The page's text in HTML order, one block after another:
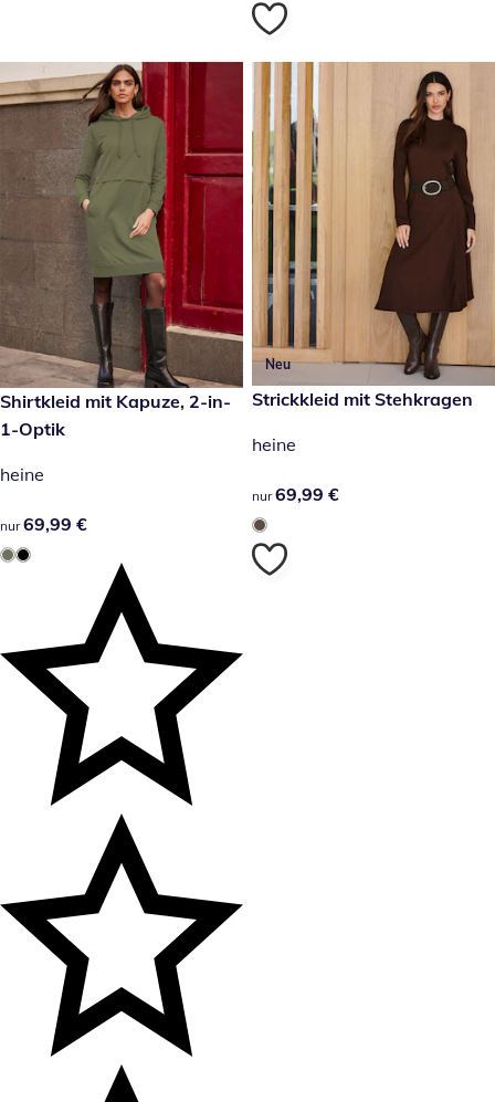
69,99 €
Shirtkleid mit Kapuze, 2-in-
1-Optik
heine
69,99 €
nur 69,99 €
Neu
69,99 €
Strickkleid mit Stehkragen
heine
69,99 €
nur 69,99 €